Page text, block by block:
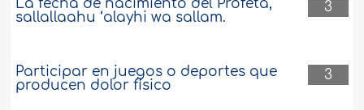
3
La fecha de nacimiento del Profeta,
sallallaahu ‘alayhi wa sallam.
3
Participar en juegos o deportes que
producen dolor físico